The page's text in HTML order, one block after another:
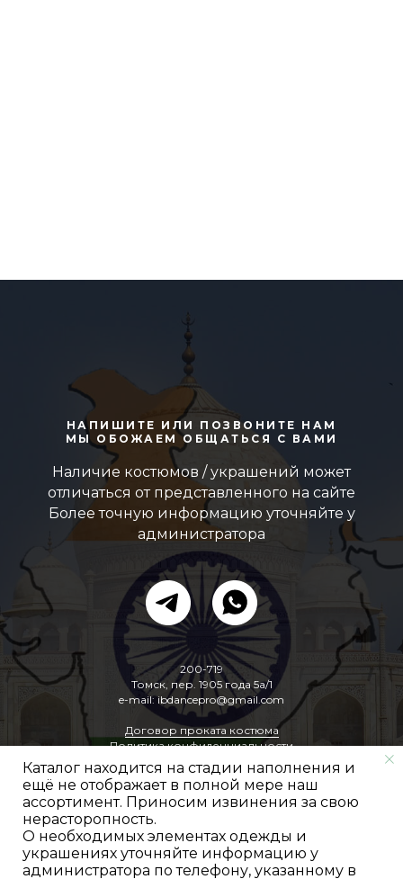
Каталог находится на стадии наполнения и
ещё не отображает в полной мере наш
ассортимент. Приносим извинения за свою
нерасторопность.
О необходимых элементах одежды и
украшениях уточняйте информацию у
администратора по телефону, указанному в
НАПИШИТЕ ИЛИ ПОЗВОНИТЕ НАМ
МЫ ОБОЖАЕМ ОБЩАТЬСЯ С ВАМИ
Наличие костюмов / украшений может
отличаться от представленного на сайте
Более точную информацию уточняйте у
администратора
200-719
Томск, пер. 1905 года 5а/1
e-mail: ibdancepro@gmail.com
Договор проката костюма
Политика конфиденциальности